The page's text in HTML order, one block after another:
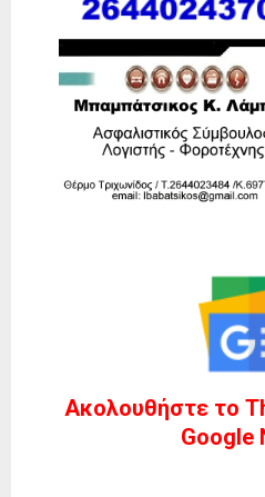
Ακολουθήστε το
Google